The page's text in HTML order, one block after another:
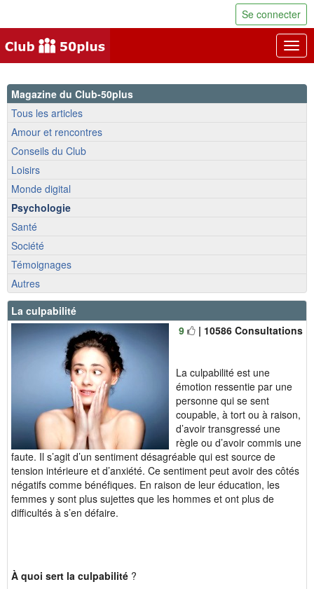
Se connecter
Magazine du Club-50plus
Tous les articles
Amour et rencontres
Conseils du Club
Loisirs
Monde digital
Psychologie
Santé
Société
Témoignages
Autres
La culpabilité
9
| 10586 Consultations
La culpabilité est une
émotion ressentie par une
personne qui se sent
coupable, à tort ou à raison,
d’avoir transgressé une
règle ou d’avoir commis une
faute. Il s’agit d’un sentiment désagréable qui est source de
tension intérieure et d’anxiété. Ce sentiment peut avoir des côtés
négatifs comme bénéfiques. En raison de leur éducation, les
femmes y sont plus sujettes que les hommes et ont plus de
difficultés à s’en défaire.
À quoi sert la culpabilité ?